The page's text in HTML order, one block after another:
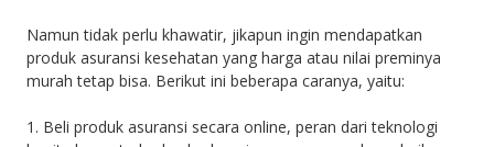
Namun tidak perlu khawatir, jikapun ingin mendapatkan
produk asuransi kesehatan yang harga atau nilai preminya
murah tetap bisa. Berikut ini beberapa caranya, yaitu:
1. Beli produk asuransi secara online, peran dari teknologi